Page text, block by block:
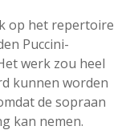
op het repertoire
Puccini-
werk zou heel
kunnen worden
de sopraan
kan nemen.